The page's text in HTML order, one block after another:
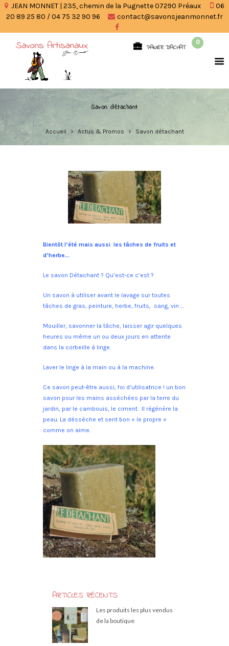
JEAN MONNET | 235, chemin de la Pugnette 07290 Préaux
06
20 89 25 80 / 04 75 32 90 96
contact@savonsjeanmonnet.fr
PANIER D'ACHAT
0
Savon détachant
Accueil Actus & Promos Savon détachant
Bientôt l’été mais aussi les tâches de fruits et
d’herbe…
Le savon Détachant ? Qu’est-ce c’est ?
Un savon à utiliser avant le lavage sur toutes
tâches de gras, peinture, herbe, fruits, sang, vin …
Mouiller, savonner la tâche, laisser agir quelques
heures ou même un ou deux jours en attente
dans la corbeille à linge.
Laver le linge à la main ou à la machine.
Ce savon peut-être aussi, foi d’utilisatrice ! un bon
savon pour les mains asséchées par la terre du
jardin, par le cambouis, le ciment. Il régénère la
peau. La déssèche et sent bon « le propre »
comme on aime.
ARTICLES RÉCENTS
Les produits les plus vendus
de la boutique